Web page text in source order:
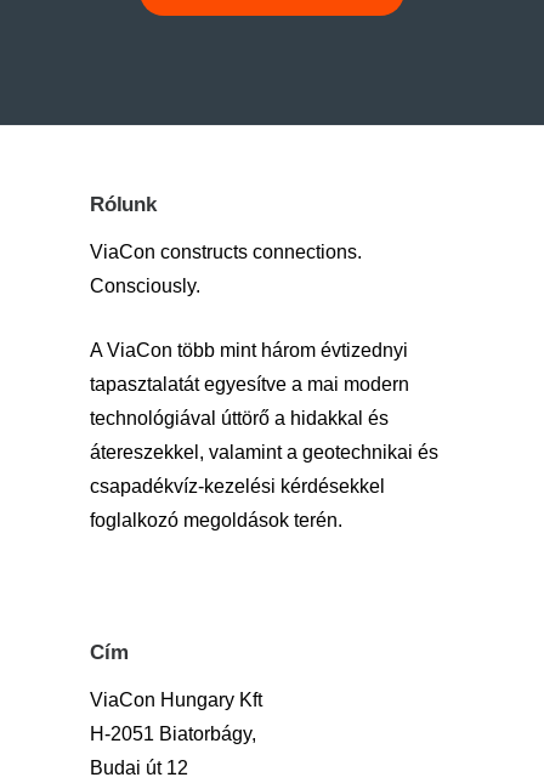
Rólunk
ViaCon constructs connections.
Consciously.
A ViaCon több mint három évtizednyi
tapasztalatát egyesítve a mai modern
technológiával úttörő a hidakkal és
átereszekkel, valamint a geotechnikai és
csapadékvíz-kezelési kérdésekkel
foglalkozó megoldások terén.
Cím
ViaCon Hungary Kft
H-2051 Biatorbágy,
Budai út 12